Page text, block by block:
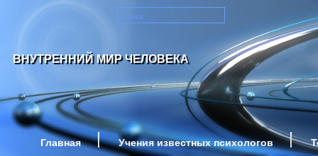
ВНУТРЕННИЙ МИР ЧЕЛОВЕКА
Главная Учения известных психологов